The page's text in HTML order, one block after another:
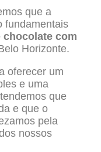
que a
fundamentais
chocolate com
Horizonte.
oferecer um
e uma
que
e que o
pela
nossos